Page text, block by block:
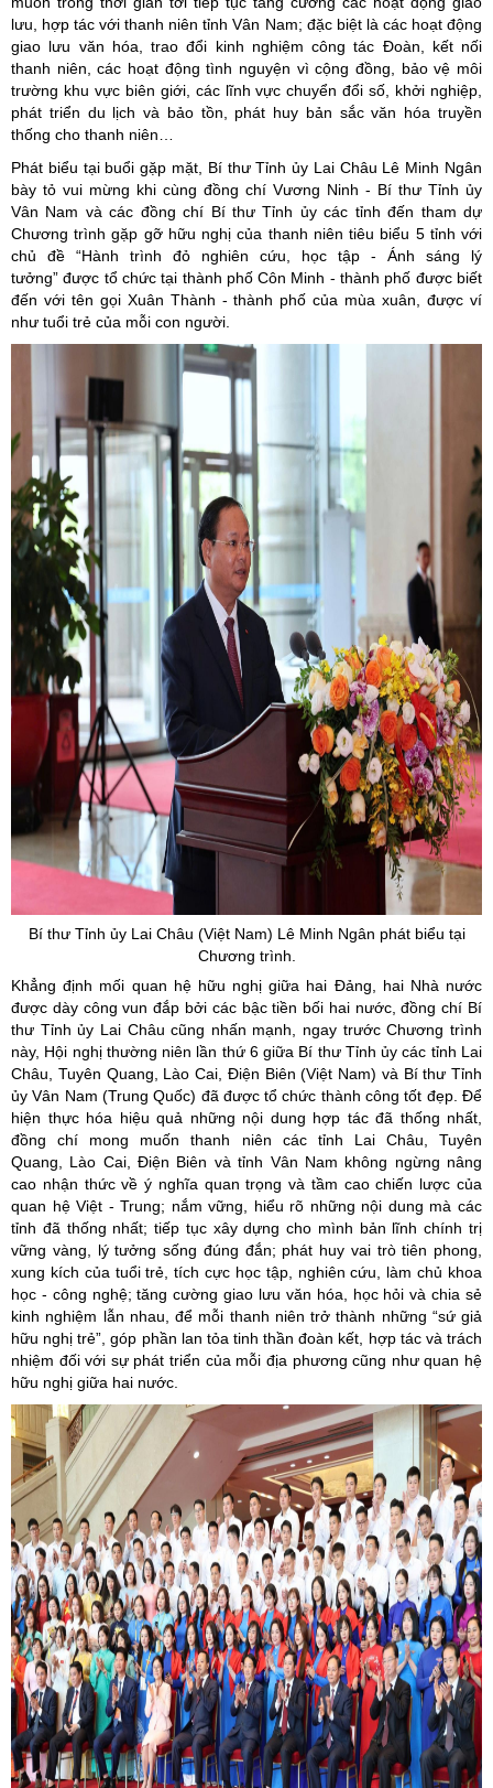
lưu, hợp tác với thanh niên tỉnh Vân Nam; đặc biệt là các hoạt động
giao lưu văn hóa, trao đổi kinh nghiệm công tác Đoàn, kết nối
thanh niên, các hoạt động tình nguyện vì cộng đồng, bảo vệ môi
trường khu vực biên giới, các lĩnh vực chuyển đổi số, khởi nghiệp,
phát triển du lịch và bảo tồn, phát huy bản sắc văn hóa truyền
thống cho thanh niên…
Phát biểu tại buổi gặp mặt, Bí thư Tỉnh ủy Lai Châu Lê Minh Ngân
bày tỏ vui mừng khi cùng đồng chí Vương Ninh - Bí thư Tỉnh ủy
Vân Nam và các đồng chí Bí thư Tỉnh ủy các tỉnh đến tham dự
Chương trình gặp gỡ hữu nghị của thanh niên tiêu biểu 5 tỉnh với
chủ đề “Hành trình đỏ nghiên cứu, học tập - Ánh sáng lý
tưởng” được tổ chức tại thành phố Côn Minh - thành phố được biết
đến với tên gọi Xuân Thành - thành phố của mùa xuân, được ví
như tuổi trẻ của mỗi con người.
Bí thư Tỉnh ủy Lai Châu (Việt Nam) Lê Minh Ngân phát biểu tại
Chương trình.
Khẳng định mối quan hệ hữu nghị giữa hai Đảng, hai Nhà nước
được dày công vun đắp bởi các bậc tiền bối hai nước, đồng chí Bí
thư Tỉnh ủy Lai Châu cũng nhấn mạnh, ngay trước Chương trình
này, Hội nghị thường niên lần thứ 6 giữa Bí thư Tỉnh ủy các tỉnh Lai
Châu, Tuyên Quang, Lào Cai, Điện Biên (Việt Nam) và Bí thư Tỉnh
ủy Vân Nam (Trung Quốc) đã được tổ chức thành công tốt đẹp. Để
hiện thực hóa hiệu quả những nội dung hợp tác đã thống nhất,
đồng chí mong muốn thanh niên các tỉnh Lai Châu, Tuyên
Quang, Lào Cai, Điện Biên và tỉnh Vân Nam không ngừng nâng
cao nhận thức về ý nghĩa quan trọng và tầm cao chiến lược của
quan hệ Việt - Trung; nắm vững, hiểu rõ những nội dung mà các
tỉnh đã thống nhất; tiếp tục xây dựng cho mình bản lĩnh chính trị
vững vàng, lý tưởng sống đúng đắn; phát huy vai trò tiên phong,
xung kích của tuổi trẻ, tích cực học tập, nghiên cứu, làm chủ khoa
học - công nghệ; tăng cường giao lưu văn hóa, học hỏi và chia sẻ
kinh nghiệm lẫn nhau, để mỗi thanh niên trở thành những “sứ giả
hữu nghị trẻ”, góp phần lan tỏa tinh thần đoàn kết, hợp tác và trách
nhiệm đối với sự phát triển của mỗi địa phương cũng như quan hệ
hữu nghị giữa hai nước.